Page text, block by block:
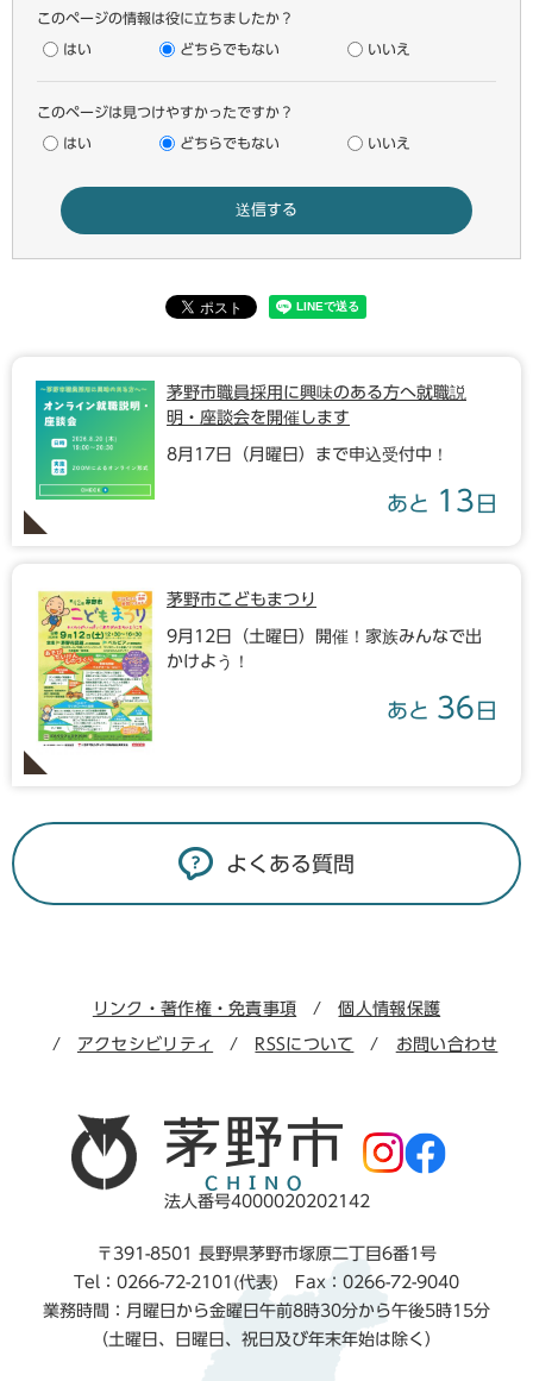
このページの情報は役に立ちましたか？
はい どちらでもない いいえ
このページは見つけやすかったですか？
はい どちらでもない いいえ
茅野市職員採用に興味のある方へ就職説
明・座談会を開催します
8月17日（月曜日）まで申込受付中！
あと 13 日
茅野市こどもまつり
9月12日（土曜日）開催！家族みんなで出
かけよう！
あと 36 日
よくある質問
リンク・著作権・免責事項 個人情報保護
アクセシビリティ RSSについて お問い合わせ
法人番号4000020202142
〒391-8501 長野県茅野市塚原二丁目6番1号
Tel：0266-72-2101(代表) Fax：0266-72-9040
業務時間：月曜日から金曜日午前8時30分から午後5時15分
（土曜日、日曜日、祝日及び年末年始は除く）